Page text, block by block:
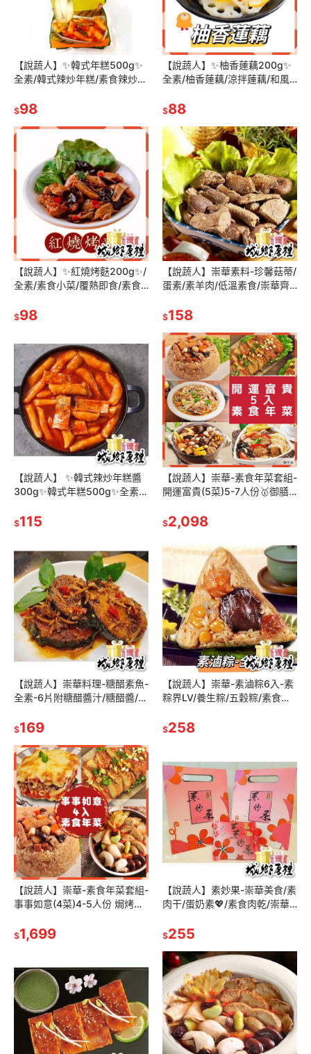
【說蔬人】✨韓式年糕500g✨
全素/韓式辣炒年糕/素食辣炒年
$98
【說蔬人】✨柚香蓮藕200g✨
全素/柚香蓮藕/涼拌蓮藕/和風
即食/素食冷盤/素食/開胃菜
$88
【說蔬人】✨紅燒烤麩200g✨/
全素/素食小菜/覆熱即食/素食
$98
【說蔬人】崇華素料-珍馨菇蒂/
蛋素/素羊肉/低溫素食/崇華齊/
冷凍素食料理/香菇頭
$158
【說蔬人】 ✨韓式辣炒年糕醬
300g✨韓式年糕500g✨全素/
椒醬/拌麵醬/素食韓式醬料
$115
【說蔬人】崇華-素食年菜套組-
開運富貴(5菜)5-7人份🥇御膳
+獅子頭+北京烤丫/素食年菜組
$2,098
【說蔬人】崇華料理-糖醋素魚-
全素-6片附糖醋醬汁/糖醋醬/真
食年菜
$169
【說蔬人】崇華-素滷粽6入-素
粽界LV/養生粽/五穀粽/素食粽
粽子/送禮/北粽/北部粽
$258
【說蔬人】崇華-素食年菜套組-
事事如意(4菜)4-5人份 焗烤千
菇麻油煲湯/蘋果日報年菜
$1,699
【說蔬人】素妙果-崇華美食/素
肉干/蛋奶素💖/素食肉乾/崇華
禮/過年禮盒/素食零嘴
$255